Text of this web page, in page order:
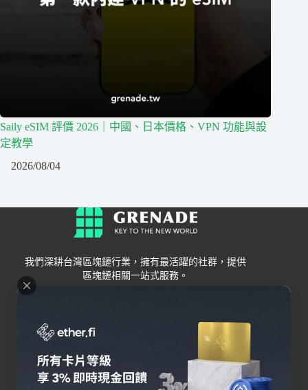
Saily eSIM 評價 2026｜中國、日本價格、VPN 功能與設
定教學
2026/08/04
我們深耕台灣區塊鏈行業，擁有最活躍的社群，提供
區塊鏈相關一站式服務。
Grenade
關於我們
聯絡我們
錢包
交易所
Bybit
OKX